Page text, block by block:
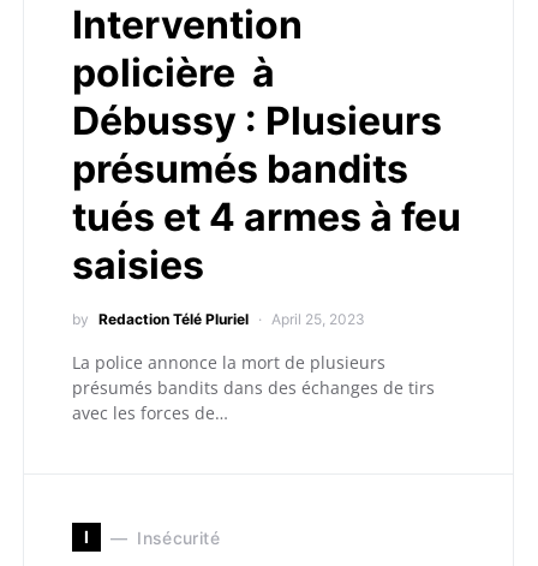
Intervention
policière à
Débussy : Plusieurs
présumés bandits
tués et 4 armes à feu
saisies
by Redaction Télé Pluriel April 25, 2023
La police annonce la mort de plusieurs
présumés bandits dans des échanges de tirs
avec les forces de…
I Insécurité